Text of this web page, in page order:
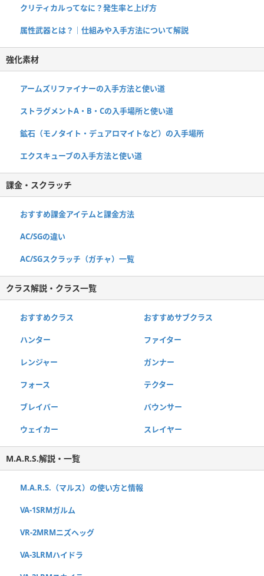
クリティカルってなに？発生率と上げ方
属性武器とは？｜仕組みや入手方法について解説
強化素材
アームズリファイナーの入手方法と使い道
ストラグメントA・B・Cの入手場所と使い道
鉱石（モノタイト・デュアロマイトなど）の入手場所
エクスキューブの入手方法と使い道
課金・スクラッチ
おすすめ課金アイテムと課金方法
AC/SGの違い
AC/SGスクラッチ（ガチャ）一覧
クラス解説・クラス一覧
おすすめクラス おすすめサブクラス
ハンター ファイター
レンジャー ガンナー
フォース テクター
ブレイバー バウンサー
ウェイカー スレイヤー
M.A.R.S.解説・一覧
M.A.R.S.（マルス）の使い方と情報
VA-1SRMガルム
VR-2MRMニズヘッグ
VA-3LRMハイドラ